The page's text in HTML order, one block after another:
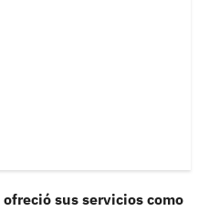
ofreció sus servicios como